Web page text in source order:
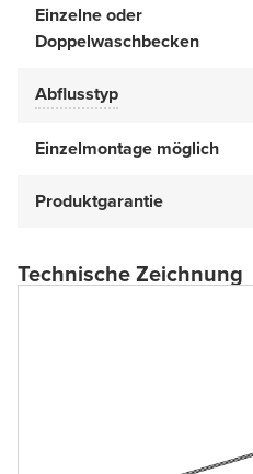
Einzelne oder
Doppelwaschbecken
Abflusstyp
Einzelmontage möglich
Produktgarantie
Technische Zeichnung